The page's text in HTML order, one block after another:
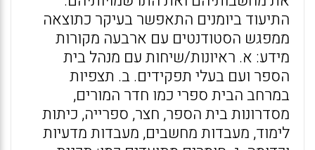
התיעוד ביומנים התאפשר בעיקר כתוצאה
ממפגש הסטודנטים עם ארבעה מקורות
מידע: א. ראיונות/שיחות עם מנהל בית
הספר ועם בעלי תפקידים. ב. תצפיות
במרחב הבית ספרי כמו חדר המורים,
מסדרונות בית הספר, חצר, ספרייה, כיתות
לימוד, מעבדות מחשבים, מעבדות מדעיות